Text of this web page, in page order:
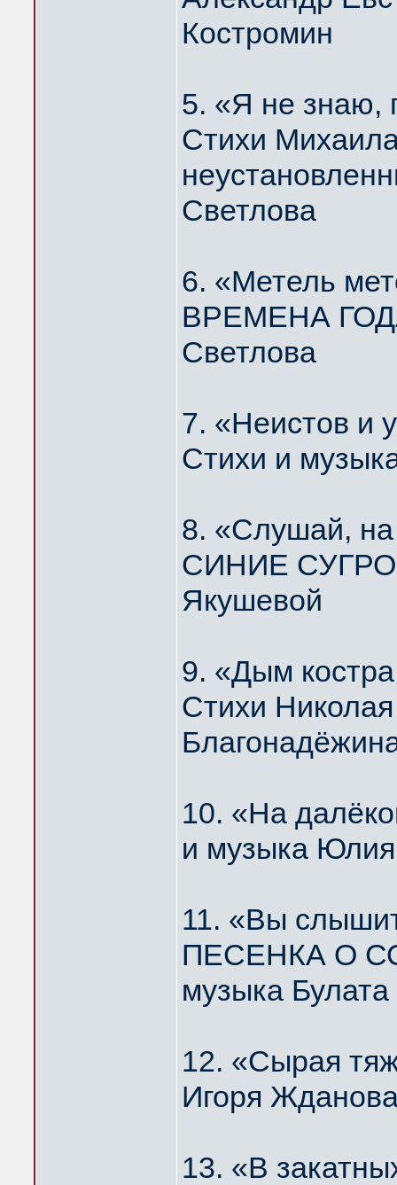
Костромин
5. «Я не знаю,
Стихи
Светлова
6. «Метель
ВРЕМЕНА
Светлова
7. «Неистов
Стихи и
8. «Слушай,
СИНИЕ
Якушевой
9. «Дым
Стихи
10. «На
и музыка
11. «Вы
ПЕСЕНКА О
музыка
12. «Сырая
Игоря
13. «В